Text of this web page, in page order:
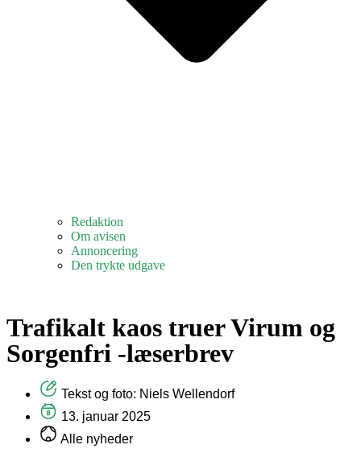
Redaktion
Om avisen
Annoncering
Den trykte udgave
Trafikalt kaos truer Virum og
Sorgenfri -læserbrev
Tekst og foto: Niels Wellendorf
13. januar 2025
Alle nyheder